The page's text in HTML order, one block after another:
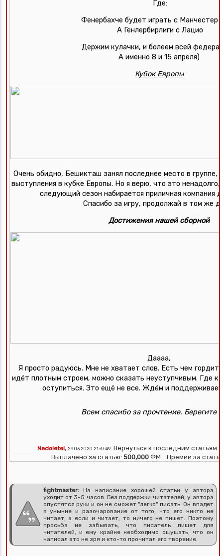
Где:
Фенербахче будет играть с Манчестер
А Генлербирлиги с Лацио
Держим кулачки, и болеем всей
А именно 8 и 15 апреля)
Кубок Европы
Очень обидно, Бешикташ занял последнее место в группе,
выступления в кубке Европы. Но я верю, что это ненадолго,
следующий сезон набирается приличная компания
Спасибо за игру, продолжай в том же
Достижения нашей сборной
Даааа,
Я просто радуюсь. Мне не хватает слов. Есть чем
идёт плотным строем, можно сказать неуступчивым. Где
оступиться. Это ещё не все. Ждём и
Всем спасибо за прочтение. Берегите
Nedoletel,29 03 2020 21:37:49. Вернуться к последним статьям
Выплачено за статью:500,000 ФМ. Премии за
fightmaster:На написание хорошей статьи у автора
уходит от 3-5 часов. Без поддержки читателей, у автора
опустятся руки и он не сможет "легко" писать. Он впадет
в уныние и разочарование от того, что его никто не
читает, а если и читает, то ничего не пишет. Поэтому
просьба не забывать, что писатель пишет для
читателей, и ему крайне необходимо ощущать, что он
написал это не зря и кто-то прочитал его творение.